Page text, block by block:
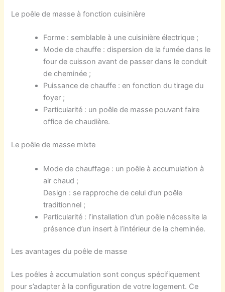
Le poêle de masse àfonction cuisinière
Forme : semblable à unecuisinièreélectrique ;
Mode de chauffe : dispersion de lafuméedans le
four de cuissonavant de passerdans le conduit
de cheminée ;
Puissance dechauffe :en fonctiondu tirage du
foyer ;
Particularité : un poêle de masse pouvant faire
office de chaudière.
Le poêle de masse mixte
Mode de chauffage : un poêle à accumulation à
air chaud ;
Design : se rapproche decelui d’un poêle
traditionnel ;
Particularité : l’installationd’un poêle nécessite la
présence d’un insert à l’intérieur de la cheminée.
Les avantagesdu poêle de masse
Les poêles à accumulation sont conçus spécifiquement
pour s’adapter à la configuration de votre logement. Ce